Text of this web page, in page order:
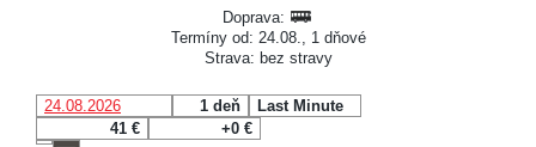
Doprava:
Termíny od: 24.08., 1 dňové
Strava: bez stravy
24.08.2026 1 deň
Last Minute
41 €
+0 €